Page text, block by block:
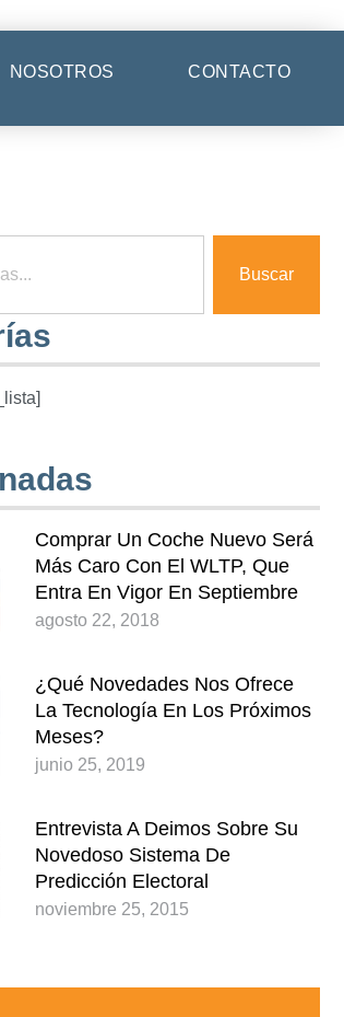
NOSOTROS CONTACTO
Buscar
Comprar Un Coche Nuevo Será
Más Caro Con El WLTP, Que
Entra En Vigor En Septiembre
agosto 22, 2018
¿Qué Novedades Nos Ofrece
La Tecnología En Los Próximos
Meses?
junio 25, 2019
Entrevista A Deimos Sobre Su
Novedoso Sistema De
Predicción Electoral
noviembre 25, 2015